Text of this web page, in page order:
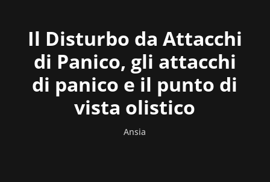
Il Disturbo da Attacchi
di Panico, gli attacchi
di panico e il punto di
vista olistico
Ansia